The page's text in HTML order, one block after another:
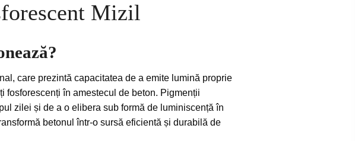
Mizil
care prezintă capacitatea de a emite lumină proprie
fosforescenți în amestecul de beton. Pigmenții
zilei și de a o elibera sub formă de luminiscență în
betonul într-o sursă eficientă și durabilă de